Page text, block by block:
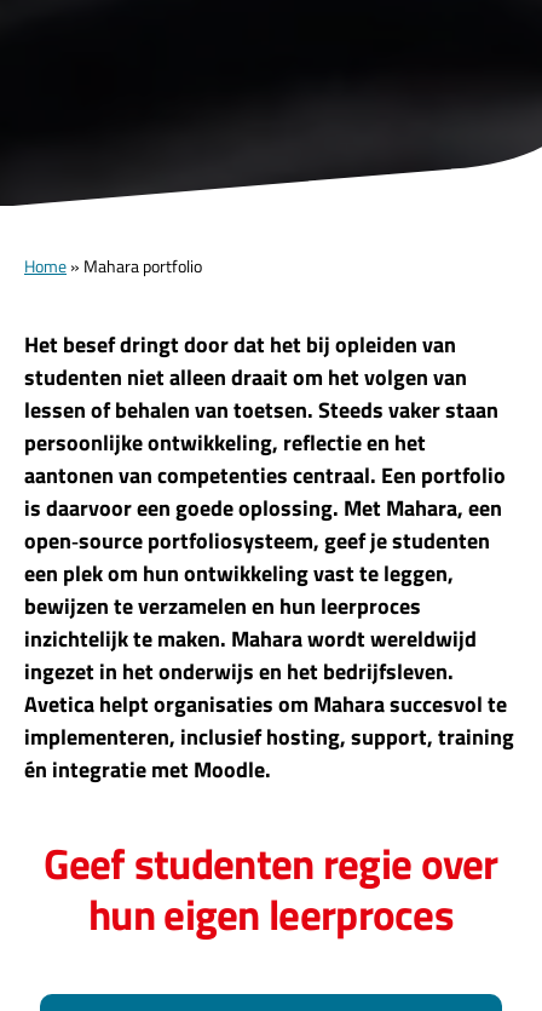
Home» Mahara portfolio
Het besef dringt door dat het bij opleiden van
studenten niet alleen draait om het volgen van
lessen of behalen van toetsen. Steeds vaker staan
persoonlijke ontwikkeling, reflectie en het
aantonen van competenties centraal. Een portfolio
is daarvoor een goede oplossing. Met Mahara, een
open‑source portfoliosysteem, geef je studenten
een plek om hun ontwikkeling vast te leggen,
bewijzen te verzamelen en hun leerproces
inzichtelijk te maken. Mahara wordt wereldwijd
ingezet in het onderwijs en het bedrijfsleven.
Avetica helpt organisaties om Mahara succesvol te
implementeren, inclusief hosting, support, training
én integratie met Moodle.
Geef studenten regie over
hun eigen leerproces